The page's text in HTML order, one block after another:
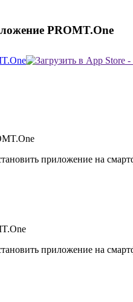
PROMT.One
приложение на
приложение на